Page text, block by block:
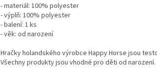
- materiál: 100% polyester
- výplň: 100% polyester
- balení: 1 ks
- věk: od narození
Hračky holandského výrobce Happy Horse jsou
Všechny produkty jsou vhodné pro děti od narození.